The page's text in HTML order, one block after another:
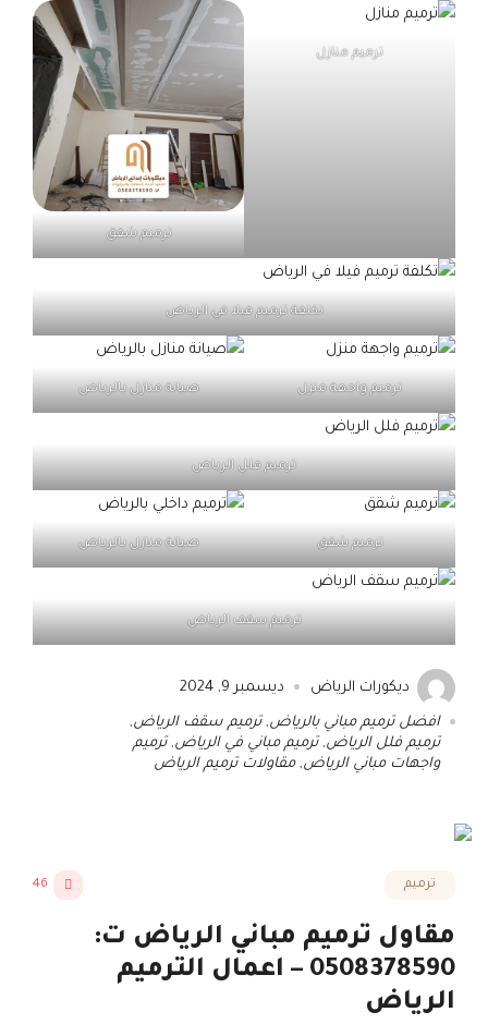
ترميم منازل
ترميم شقق
تكلفة ترميم فيلا في الرياض
ترميم واجهة منزل صيانة منازل بالرياض
ترميم فلل الرياض
ترميم شقق صيانة منازل بالرياض
ترميم سقف الرياض
ديكورات الرياض ديسمبر 9, 2024
افضل ترميم مباني بالرياض,ترميم سقف الرياض,
ترميم فلل الرياض,ترميم مباني في الرياض,ترميم
واجهات مباني الرياض,مقاولات ترميم الرياض
ترميم 46
مقاول ترميم مباني الرياض ت:
0508378590 – اعمال الترميم
الرياض